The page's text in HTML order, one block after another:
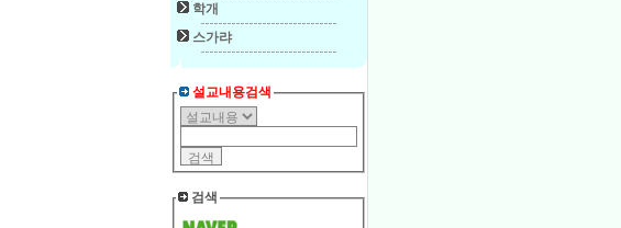
학개
스가랴
설교내용검색
검색